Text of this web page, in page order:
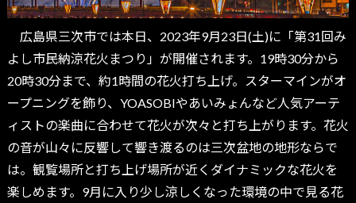
広島県三次市では本日、2023年9月23日(土)に「第31回み
よし市民納涼花火まつり」が開催されます。19時30分から
20時30分まで、約1時間の花火打ち上げ。スターマインがオ
ープニングを飾り、YOASOBIやあいみょんなど人気アーテ
ィストの楽曲に合わせて花火が次々と打ち上がります。花火
の音が山々に反響して響き渡るのは三次盆地の地形ならで
は。観覧場所と打ち上げ場所が近くダイナミックな花火を
楽しめます。9月に入り少し涼しくなった環境の中で見る花